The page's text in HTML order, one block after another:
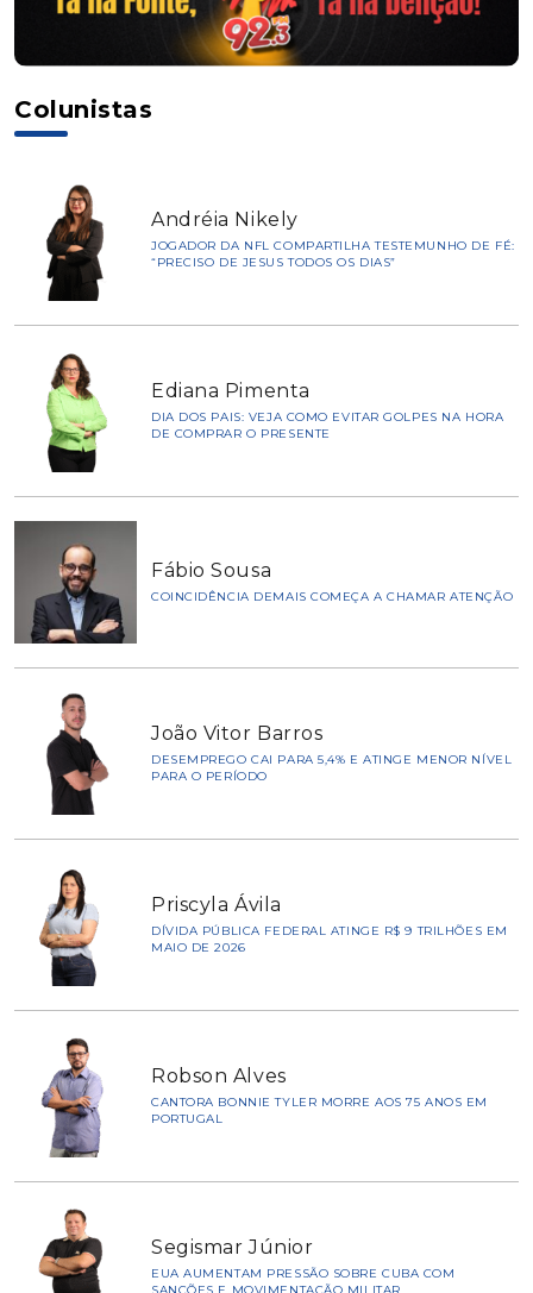
Colunistas
Andréia Nikely
JOGADOR DA NFL COMPARTILHA TESTEMUNHO DE FÉ:
“PRECISO DE JESUS TODOS OS DIAS”
Ediana Pimenta
DIA DOS PAIS: VEJA COMO EVITAR GOLPES NA HORA
DE COMPRAR O PRESENTE
Fábio Sousa
COINCIDÊNCIA DEMAIS COMEÇA A CHAMAR ATENÇÃO
João Vitor Barros
DESEMPREGO CAI PARA 5,4% E ATINGE MENOR NÍVEL
PARA O PERÍODO
Priscyla Ávila
DÍVIDA PÚBLICA FEDERAL ATINGE R$ 9 TRILHÕES EM
MAIO DE 2026
Robson Alves
CANTORA BONNIE TYLER MORRE AOS 75 ANOS EM
PORTUGAL
Segismar Júnior
EUA AUMENTAM PRESSÃO SOBRE CUBA COM
SANÇÕES E MOVIMENTAÇÃO MILITAR